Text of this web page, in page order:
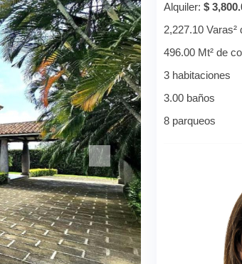
Alquiler:$
2,227.10 Varas²
496.00 Mt² de
3 habitaciones
3.00 baños
8 parqueos